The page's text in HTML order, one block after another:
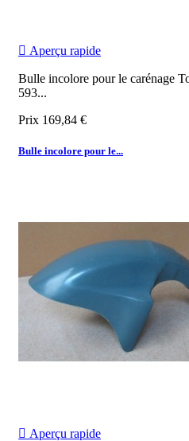
 Aperçu rapide
Bulle incolore pour le carénage
593...
Prix 169,84 €
Bulle incolore pour le...
 Aperçu rapide